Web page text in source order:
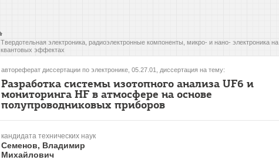
Твердотельная электроника, радиоэлектронные компоненты, микро- и нано- электроника на
квантовых эффектах
автореферат диссертации по электронике, 05.27.01, диссертация на тему:
Разработка системы изотопного анализа UF6 и
мониторинга HF в атмосфере на основе
полупроводниковых приборов
кандидата технических наук
Семенов, Владимир
Михайлович